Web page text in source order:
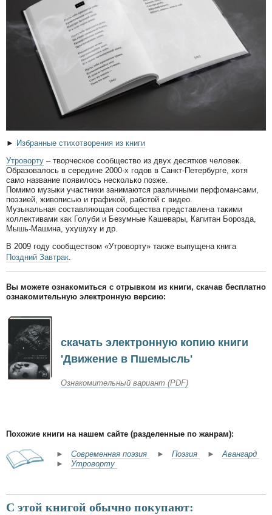
► Избранные стихотворения из книги
Утроворту – творческое сообщество из двух десятков человек.
Образовалось в середине 2000-х годов в Санкт-Петербурге, хотя
само название появилось несколько позже.
Помимо музыки участники занимаются различными перфомансами,
поэзией, живописью и графикой, работой с видео.
Музыкальная составляющая сообщества представлена такими
коллективами как Голуби и Безумные Кашевары, Капитан Борозда,
Мышь-Машина, ухушуху и др.
В 2009 году сообществом «Утроворту» также выпущена книга
Поздний Завтрак
Вы можете ознакомиться с отрывком из книги, скачав бесплатно
ознакомительную электронную версию:
скачать электронную копию книги
'Движение в Пшемысль'
Ознакомительный вариант (PDF)
Похожие книги на нашем сайте (разделенные по жанрам):
► Современная поэзия ► Поэзия ►Авангард
► Утроворту
С этой книгой обычно покупают: